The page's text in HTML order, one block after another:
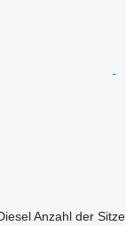
Anzahl der Sitze